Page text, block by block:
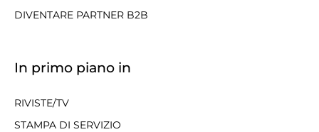
DIVENTARE PARTNER B2B
In primo piano in
RIVISTE/TV
STAMPA DI SERVIZIO